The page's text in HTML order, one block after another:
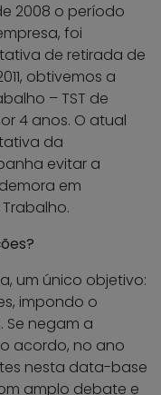
2008 o período
foi
de retirada de
obtivemos a
– TST de
4 anos. O atual
da
evitar a
em
um único objetivo:
impondo o
Se negam a
acordo, no ano
nesta data-base
amplo debate e